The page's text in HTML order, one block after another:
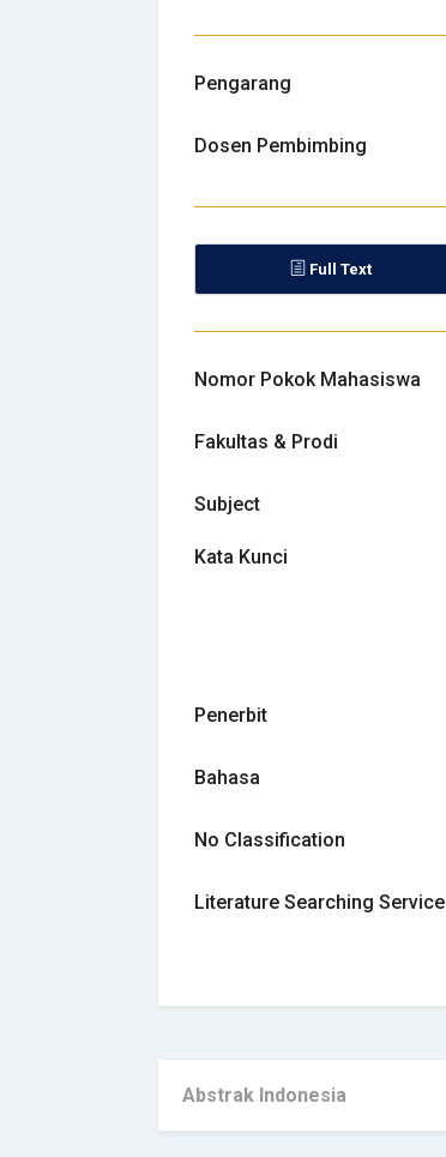
Pengarang
Dosen Pembimbing
Full Text
Nomor Pokok Mahasiswa
Fakultas & Prodi
Subject
Kata Kunci
Penerbit
Bahasa
No Classification
Literature Searching Service
Abstrak Indonesia